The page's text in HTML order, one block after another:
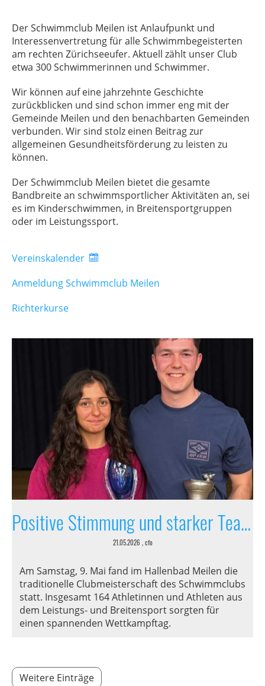
Der Schwimmclub Meilen ist Anlaufpunkt und
Interessenvertretung für alle Schwimmbegeisterten
am rechten Zürichseeufer. Aktuell zählt unser Club
etwa 300 Schwimmerinnen und Schwimmer.
Wir können auf eine jahrzehnte Geschichte
zurückblicken und sind schon immer eng mit der
Gemeinde Meilen und den benachbarten Gemeinden
verbunden. Wir sind stolz einen Beitrag zur
allgemeinen Gesundheitsförderung zu leisten zu
können.
Der Schwimmclub Meilen bietet die gesamte
Bandbreite an schwimmsportlicher Aktivitäten an, sei
es im Kinderschwimmen, in Breitensportgruppen
oder im Leistungssport.
Vereinskalender
Anmeldung Schwimmclub Meilen
Richterkurse
Positive Stimmung und starker Teamgeist
21.05.2026 , cfo
Am Samstag, 9. Mai fand im Hallenbad Meilen die
traditionelle Clubmeisterschaft des Schwimmclubs
statt. Insgesamt 164 Athletinnen und Athleten aus
dem Leistungs- und Breitensport sorgten für
einen spannenden Wettkampftag.
Weitere Einträge